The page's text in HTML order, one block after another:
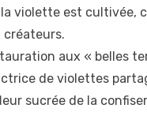
violette est cultivée,
créateurs.
aux « belles
de violettes
sucrée de la